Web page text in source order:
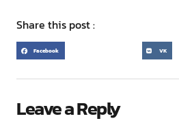
Share this post :
Facebook VK
Leave a Reply